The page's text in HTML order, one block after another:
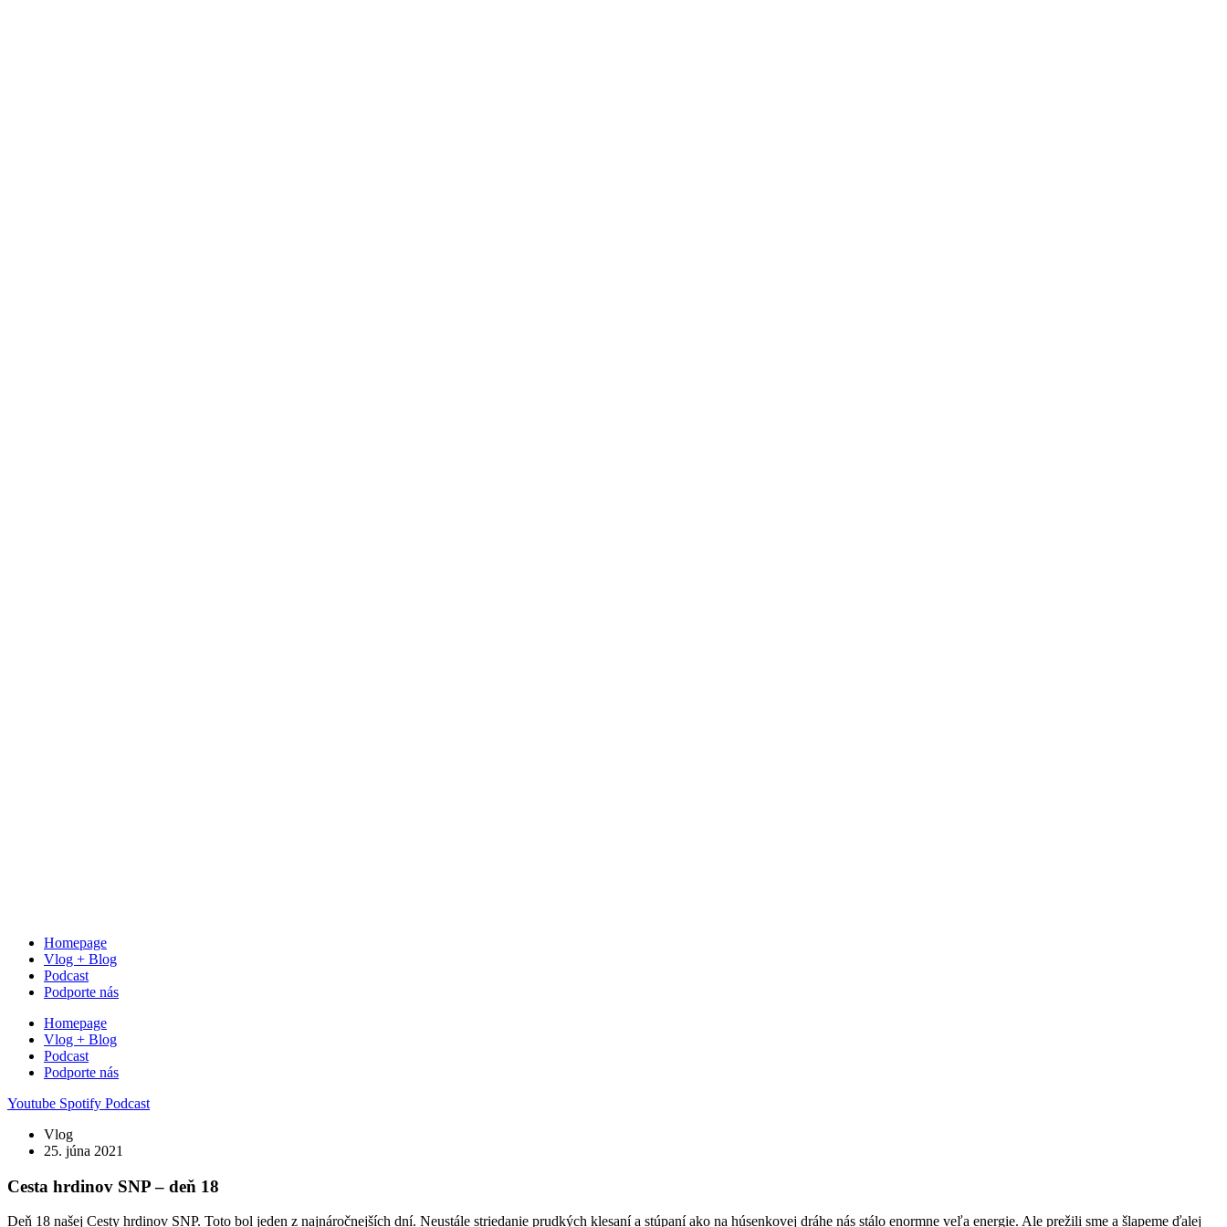
Homepage
Vlog + Blog
Podcast
Podporte nás
Homepage
Vlog + Blog
Podcast
Podporte nás
Youtube Spotify Podcast
Vlog
25. júna 2021
Cesta hrdinov SNP – deň 18
Deň 18 našej Cesty hrdinov SNP. Toto bol jeden z najnáročnejších dní. Neustále striedanie prudkých klesaní a stúpaní ako na húsenkovej dráhe nás stálo enormne veľa energie. Ale prežili sme a šlapeme ďalej